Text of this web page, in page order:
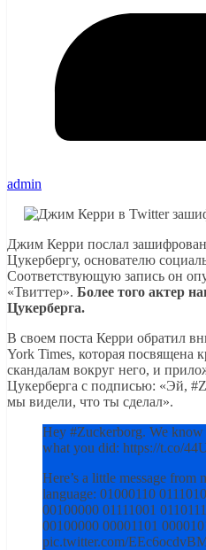
admin
Джим Керри послал
Цукербергу, основателю
Соответствующую запись он
«Твиттер». Более того актер
Цукерберга.
В своем поста Керри обратил
York Times, которая посвящена
скандалам вокруг него, и
Цукерберга с подписью: «Эй,
мы видели, что ты сделал».
Hey #Zuckerborg. We
what you did: https://t.co/
Here’s a little message from
language: 01000110
00100000 01111001
00100000 00001101
pic.twitter.com/